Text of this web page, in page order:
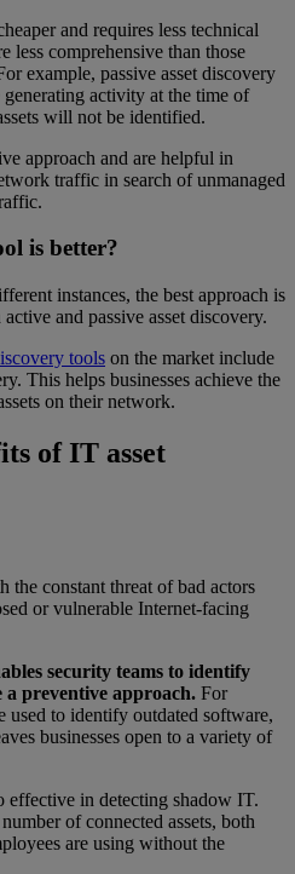
and requires less technical
less comprehensive than those
example, passive asset discovery
activity at the time of
will not be identified.
approach and are helpful in
traffic in search of unmanaged
is better?
instances, the best approach is
and passive asset discovery.
tools on the market include
This helps businesses achieve the
on their network.
of IT asset
the constant threat of bad actors
or vulnerable Internet-facing
security teams to identify
a preventive approach. For
used to identify outdated software,
businesses open to a variety of
effective in detecting shadow IT.
of connected assets, both
are using without the